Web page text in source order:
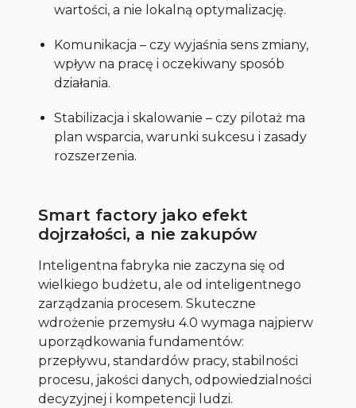
wartości, a nie lokalną optymalizację.
Komunikacja – czy wyjaśnia sens zmiany,
wpływ na pracę i oczekiwany sposób
działania.
Stabilizacja i skalowanie – czy pilotaż ma
plan wsparcia, warunki sukcesu i zasady
rozszerzenia.
Smart factory jako efekt
dojrzałości, a nie zakupów
Inteligentna fabryka nie zaczyna się od
wielkiego budżetu, ale od inteligentnego
zarządzania procesem. Skuteczne
wdrożenie przemysłu 4.0 wymaga najpierw
uporządkowania fundamentów:
przepływu, standardów pracy, stabilności
procesu, jakości danych, odpowiedzialności
decyzyjnej i kompetencji ludzi.